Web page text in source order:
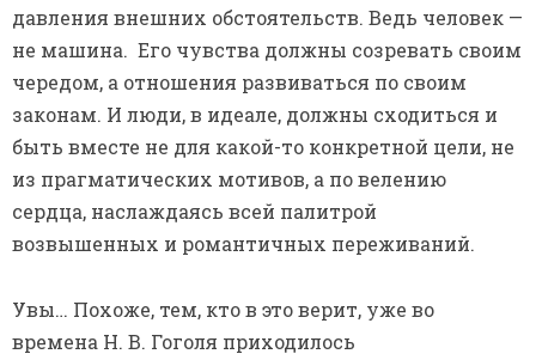
давления внешних обстоятельств. Ведь человек —
не машина. Его чувства должны созревать своим
чередом, а отношения развиваться по своим
законам. И люди, в идеале, должны сходиться и
быть вместе не для какой-то конкретной цели, не
из прагматических мотивов, а по велению
сердца, наслаждаясь всей палитрой
возвышенных и романтичных переживаний.
Увы… Похоже, тем, кто в это верит, уже во
времена Н. В. Гоголя приходилось